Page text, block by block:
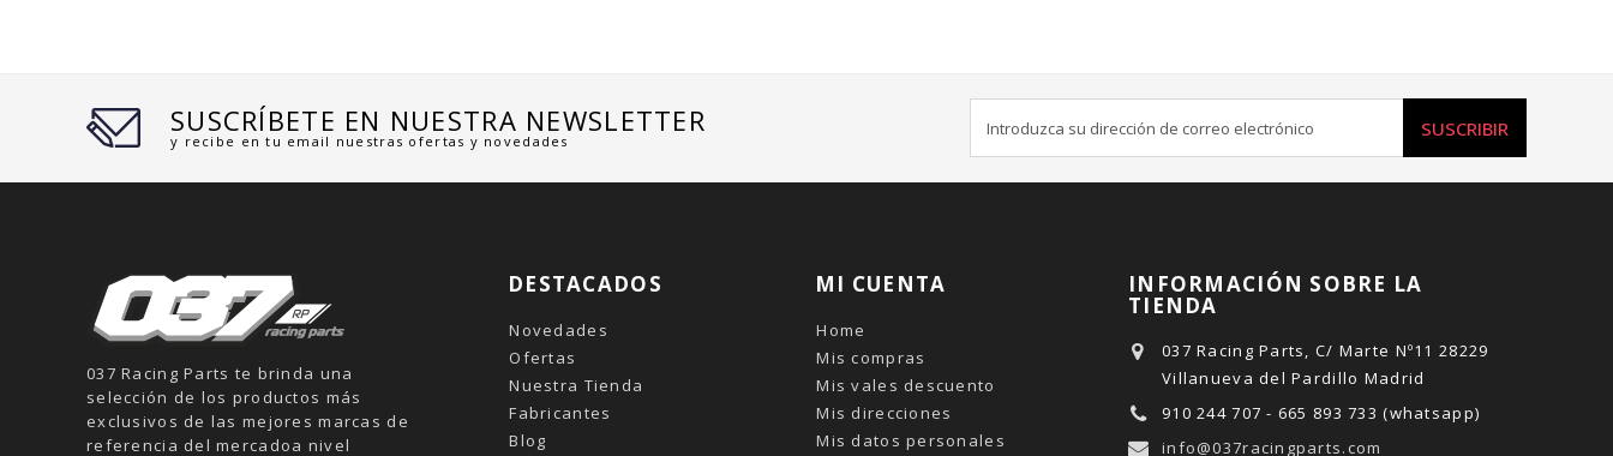
SUSCRÍBETE EN NUESTRA NEWSLETTER
y recibe en tu email nuestras ofertas y novedades
SUSCRIBIR
037 Racing Parts te brinda una
selección de los productos más
exclusivos de las mejores marcas de
referencia del mercadoa nivel
DESTACADOS
Novedades
Ofertas
Nuestra Tienda
Fabricantes
Blog
MI CUENTA
Home
Mis compras
Mis vales descuento
Mis direcciones
Mis datos personales
INFORMACIÓN SOBRE LA
TIENDA
037 Racing Parts, C/ Marte Nº11 28229
Villanueva del Pardillo Madrid
910 244 707 - 665 893 733 (whatsapp)
info@037racingparts.com